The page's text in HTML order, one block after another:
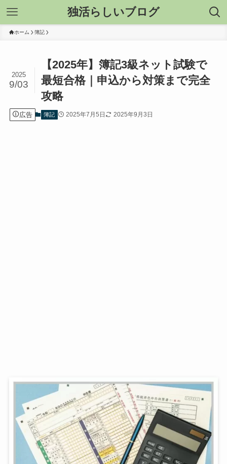
独活らしいブログ
ホーム 簿記
【2025年】簿記3級ネット試験で
最短合格｜申込から対策まで完全
攻略
2025
9/03
広告 簿記 2025年7月5日 2025年9月3日